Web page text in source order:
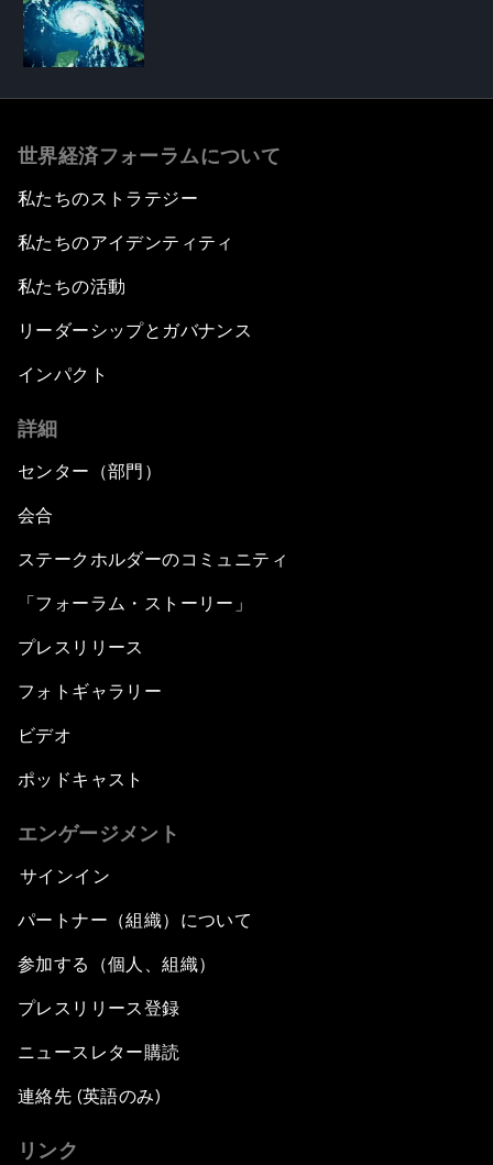
世界経済フォーラムについて
私たちのストラテジー
私たちのアイデンティティ
私たちの活動
リーダーシップとガバナンス
インパクト
詳細
センター（部門）
会合
ステークホルダーのコミュニティ
「フォーラム・ストーリー」
プレスリリース
フォトギャラリー
ビデオ
ポッドキャスト
エンゲージメント
サインイン
パートナー（組織）について
参加する（個人、組織）
プレスリリース登録
ニュースレター購読
連絡先 (英語のみ)
リンク